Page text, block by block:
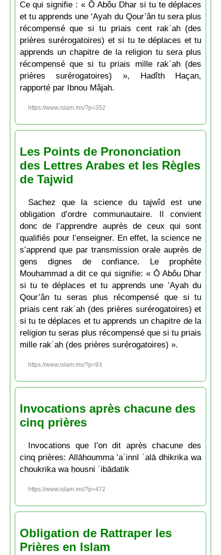
Ce qui signifie : « Ô Abôu Dhar si tu te déplaces
et tu apprends une ‘Ayah du Qour’ân tu sera plus
récompensé que si tu priais cent rakʿah (des
prières surérogatoires) et si tu te déplaces et tu
apprends un chapitre de la religion tu sera plus
récompensé que si tu priais mille rakʿah (des
prières surérogatoires) », Hadîth Haçan,
rapporté par Ibnou Mâjah.
https://www.islam.ms/?p=352
Les Points de Prononciation
des Lettres Arabes et les Règles
de Tajwid
Sachez que la science du tajwîd est une
obligation d’ordre communautaire. Il convient
donc de l’apprendre auprès de ceux qui sont
qualifiés pour l’enseigner. En effet, la science ne
s’apprend que par transmission orale auprès de
gens dignes de confiance. Le prophète
Mouḥammad a dit ce qui signifie: « Ô Abôu Dhar
si tu te déplaces et tu apprends une ’Ayah du
Qour’ân tu seras plus récompensé que si tu
priais cent rakʿah (des prières surérogatoires) et
si tu te déplaces et tu apprends un chapitre de la
religion tu seras plus récompensé que si tu priais
mille rakʿah (des prières surérogatoires) ».
https://www.islam.ms/?p=93
Invocations après chacune des
cinq prières
Invocations que l’on dit après chacune des
cinq prières: Allāhoumma ’aʿinnī ʿalā dhikrika wa
choukrika wa ḥousni ʿibādatik
https://www.islam.ms/?p=472
Obligation de Rattraper les
Prières en Islam